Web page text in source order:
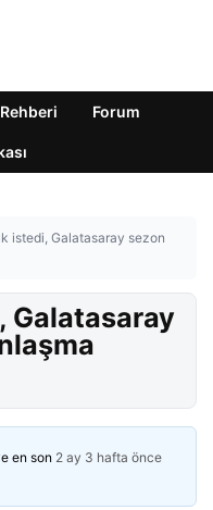
Forum
istedi, Galatasaray sezon
Galatasaray
en son 2 ay 3 hafta önce